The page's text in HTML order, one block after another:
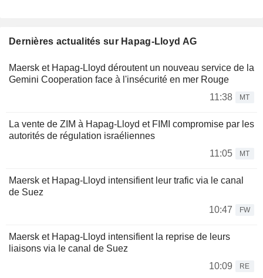
Dernières actualités sur Hapag-Lloyd AG
Maersk et Hapag-Lloyd déroutent un nouveau service de la
Gemini Cooperation face à l'insécurité en mer Rouge
11:38
MT
La vente de ZIM à Hapag-Lloyd et FIMI compromise par les
autorités de régulation israéliennes
11:05
MT
Maersk et Hapag-Lloyd intensifient leur trafic via le canal
de Suez
10:47
FW
Maersk et Hapag-Lloyd intensifient la reprise de leurs
liaisons via le canal de Suez
10:09
RE